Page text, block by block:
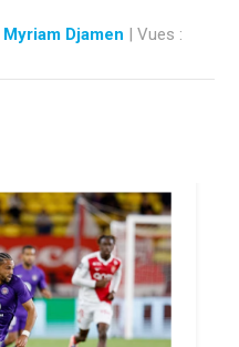
Myriam Djamen | Vues :